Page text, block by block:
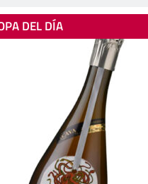
DEL DÍA